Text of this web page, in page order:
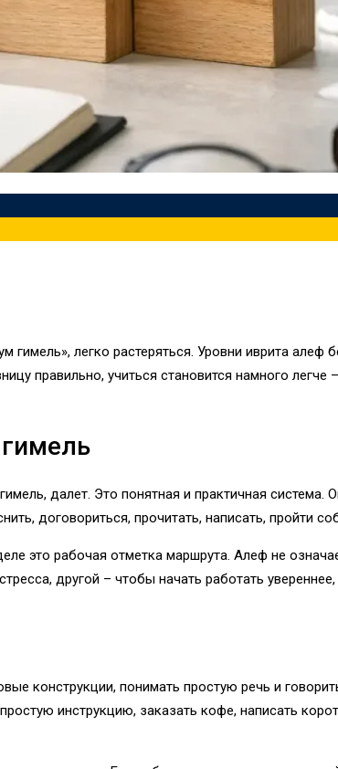
легко растеряться. Уровни иврита алеф
правильно, учиться становится намного
далет. Это понятная и практичная
договориться, прочитать, написать, пройти
это рабочая отметка маршрута. Алеф не
другой – чтобы начать работать
конструкции, понимать простую речь и
инструкцию, заказать кофе, написать